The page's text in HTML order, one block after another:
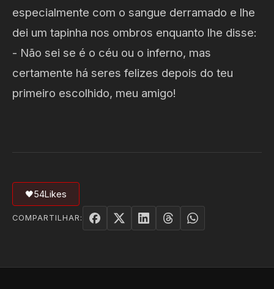
especialmente com o sangue derramado e lhe
dei um tapinha nos ombros enquanto lhe disse:
- Não sei se é o céu ou o inferno, mas
certamente há seres felizes depois do teu
primeiro escolhido, meu amigo!
🖤54Likes
COMPARTILHAR: